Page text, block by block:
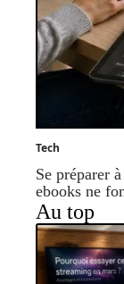
Tech
Se préparer
ebooks ne
Au top